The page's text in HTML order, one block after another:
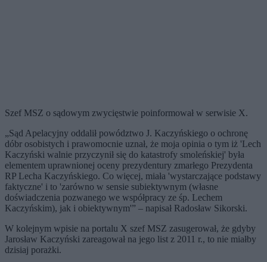
Szef MSZ o sądowym zwycięstwie poinformował w serwisie X.
„Sąd Apelacyjny oddalił powództwo J. Kaczyńskiego o ochronę
dóbr osobistych i prawomocnie uznał, że moja opinia o tym iż 'Lech
Kaczyński walnie przyczynił się do katastrofy smoleńskiej' była
elementem uprawnionej oceny prezydentury zmarłego Prezydenta
RP Lecha Kaczyńskiego. Co więcej, miała 'wystarczające podstawy
faktyczne' i to 'zarówno w sensie subiektywnym (własne
doświadczenia pozwanego we współpracy ze śp. Lechem
Kaczyńskim), jak i obiektywnym'” – napisał Radosław Sikorski.
W kolejnym wpisie na portalu X szef MSZ zasugerował, że gdyby
Jarosław Kaczyński zareagował na jego list z 2011 r., to nie miałby
dzisiaj porażki.